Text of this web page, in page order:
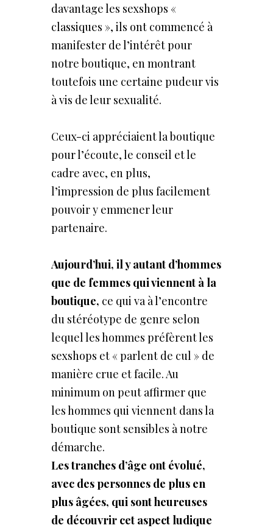
davantage les sexshops «
classiques », ils ont commencé à
manifester de l’intérêt pour
notre boutique, en montrant
toutefois une certaine pudeur vis
à vis de leur sexualité.
Ceux-ci appréciaient la boutique
pour l’écoute, le conseil et le
cadre avec, en plus,
l’impression de plus facilement
pouvoir y emmener leur
partenaire.
Aujourd’hui, il y autant d’hommes
que de femmes qui viennent à la
boutique, ce qui va à l’encontre
du stéréotype de genre selon
lequel les hommes préfèrent les
sexshops et « parlent de cul » de
manière crue et facile. Au
minimum on peut affirmer que
les hommes qui viennent dans la
boutique sont sensibles à notre
démarche.
Les tranches d’âge ont évolué,
avec des personnes de plus en
plus âgées, qui sont heureuses
de découvrir cet aspect ludique